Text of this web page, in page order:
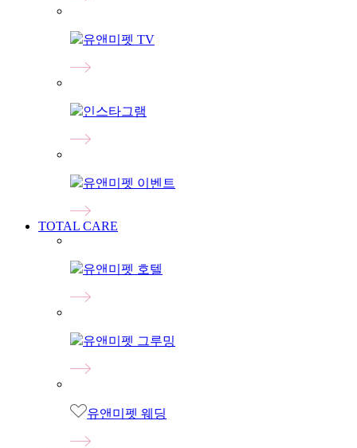
유앤미펫 TV
인스타그램
유앤미펫 이벤트
TOTAL CARE
유앤미펫 호텔
유앤미펫 그루밍
유앤미펫 웨딩